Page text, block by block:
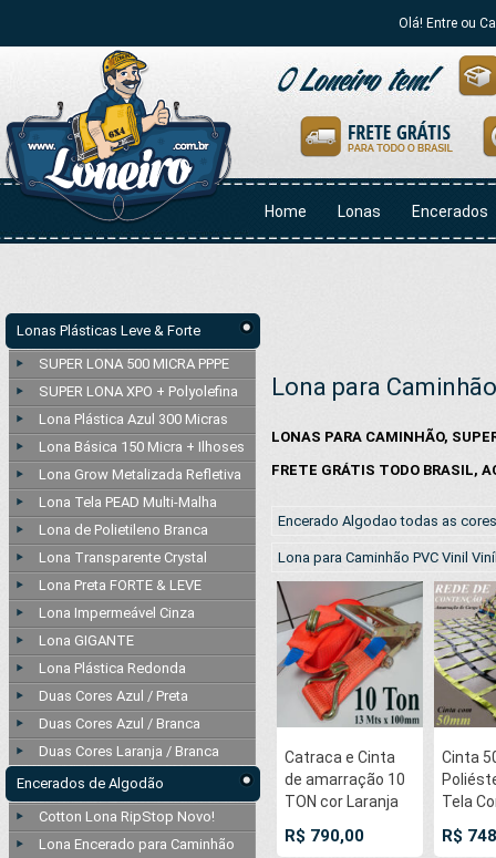
Olá! Entre ou
Home Lonas Encerados
Lonas Plásticas Leve & Forte
SUPER LONA 500 MICRA PPPE
SUPER LONA XPO + Polyolefina
Lona Plástica Azul 300 Micras
Lona Básica 150 Micra + Ilhoses
Lona Grow Metalizada Refletiva
Lona Tela PEAD Multi-Malha
Lona de Polietileno Branca
Lona Transparente Crystal
Lona Preta FORTE & LEVE
Lona Impermeável Cinza
Lona GIGANTE
Lona Plástica Redonda
Duas Cores Azul / Preta
Duas Cores Azul / Branca
Duas Cores Laranja / Branca
Encerados de Algodão
Cotton Lona RipStop Novo!
Lona Encerado para Caminhão
Lona para Caminhão
LONAS PARA CAMINHÃO,
FRETE GRÁTIS TODO BRASIL,
Encerado Algodao todas as
Lona para Caminhão PVC Vinil
Catraca e Cinta
de amarração 10
TON cor Laranja
para 10.000kg /
R$ 790,00
Cinta
Tela
Malha
R$